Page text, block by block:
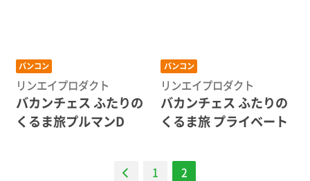
バンコン
リンエイプロダクト
バカンチェス ふたりの
くるま旅プルマンD
バンコン
リンエイプロダクト
バカンチェス ふたりの
くるま旅 プライベート
1 2